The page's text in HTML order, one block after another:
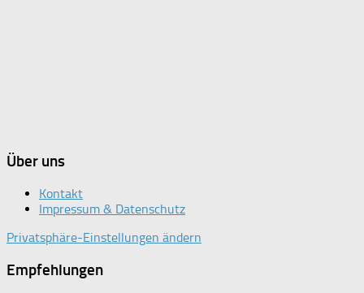
Über uns
Kontakt
Impressum & Datenschutz
Privatsphäre-Einstellungen ändern
Empfehlungen